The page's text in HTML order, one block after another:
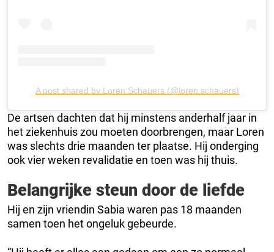
A post shared by Loren Schauers (@loren.schauers)
De artsen dachten dat hij minstens anderhalf jaar in
het ziekenhuis zou moeten doorbrengen, maar Loren
was slechts drie maanden ter plaatse. Hij onderging
ook vier weken revalidatie en toen was hij thuis.
Belangrijke steun door de liefde
Hij en zijn vriendin Sabia waren pas 18 maanden
samen toen het ongeluk gebeurde.